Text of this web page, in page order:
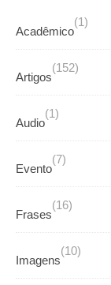
Acadêmico
(1)
Artigos
(152)
Audio
(1)
Evento
(7)
Frases
(16)
Imagens
(10)